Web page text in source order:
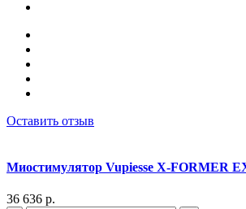
Оставить отзыв
Миостимулятор Vupiesse X-FORMER
36 636 р.